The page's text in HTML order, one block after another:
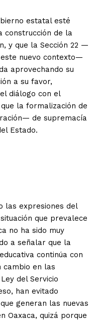
estatal esté
construcción de la
y que la Sección 22 —
nuevo contexto—
aprovechando su
a su favor,
diálogo con el
la formalización de
de supremacía
Estado.
las expresiones del
que prevalece
no ha sido muy
a señalar que la
continúa con
cambio en las
del Servicio
han evitado
generan las nuevas
Oaxaca, quizá porque